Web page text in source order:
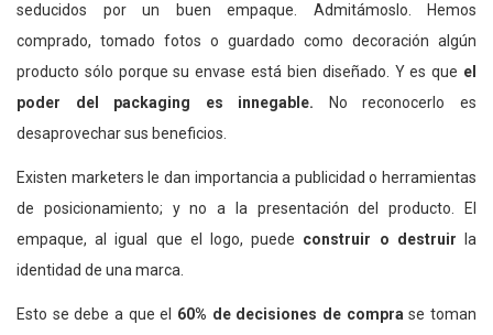
seducidos por un buen empaque. Admitámoslo. Hemos
comprado, tomado fotos o guardado como decoración algún
producto sólo porque su envase está bien diseñado. Y es que el
poder del packaging es innegable. No reconocerlo es
desaprovechar sus beneficios.
Existen marketers le dan importancia a publicidad o herramientas
de posicionamiento; y no a la presentación del producto. El
empaque, al igual que el logo, puede construir o destruir
la
identidad de una marca.
Esto se debe a que el 60% de decisiones de comprase toman